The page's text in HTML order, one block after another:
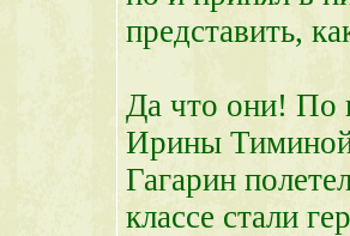
представить,
Да что они! По
Ирины Тиминой,
Гагарин
классе стали